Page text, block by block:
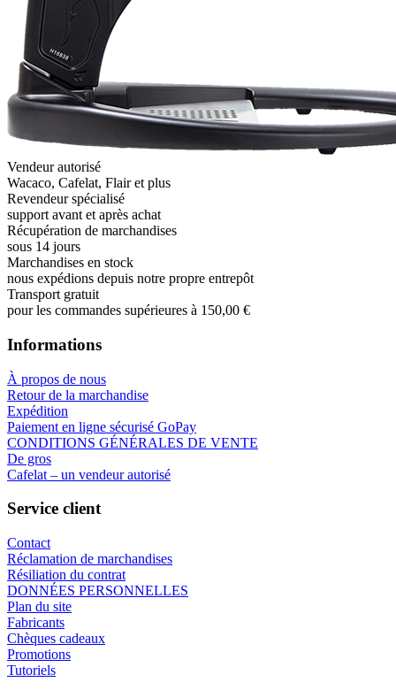
Vendeur autorisé
Wacaco, Cafelat, Flair et plus
Revendeur spécialisé
support avant et après achat
Récupération de marchandises
sous 14 jours
Marchandises en stock
nous expédions depuis notre propre entrepôt
Transport gratuit
pour les commandes supérieures à 150,00 €
Informations
À propos de nous
Retour de la marchandise
Expédition
Paiement en ligne sécurisé GoPay
CONDITIONS GÉNÉRALES DE VENTE
De gros
Cafelat – un vendeur autorisé
Service client
Contact
Réclamation de marchandises
Résiliation du contrat
DONNÉES PERSONNELLES
Plan du site
Fabricants
Chèques cadeaux
Promotions
Tutoriels